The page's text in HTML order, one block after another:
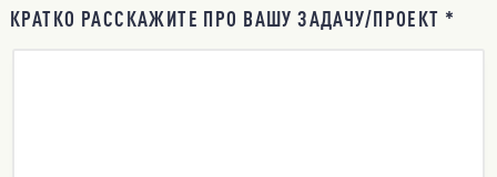
КРАТКО РАССКАЖИТЕ ПРО ВАШУ ЗАДАЧУ/ПРОЕКТ *